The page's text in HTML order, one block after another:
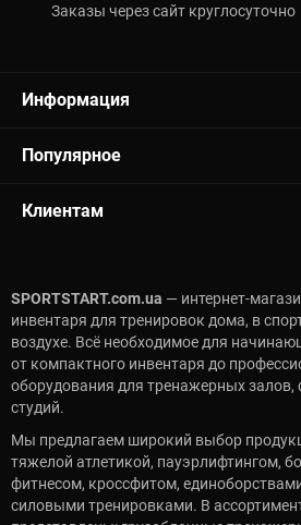
Заказы через сайт круглосуточно
Информация
Популярное
Клиентам
SPORTSTART.com.ua — интернет-
инвентаря для тренировок дома, в
воздухе. Всё необходимое для
от компактного инвентаря до
оборудования для тренажерных залов,
студий.
Мы предлагаем широкий выбор
тяжелой атлетикой, пауэрлифтингом,
фитнесом, кроссфитом,
силовыми тренировками. В